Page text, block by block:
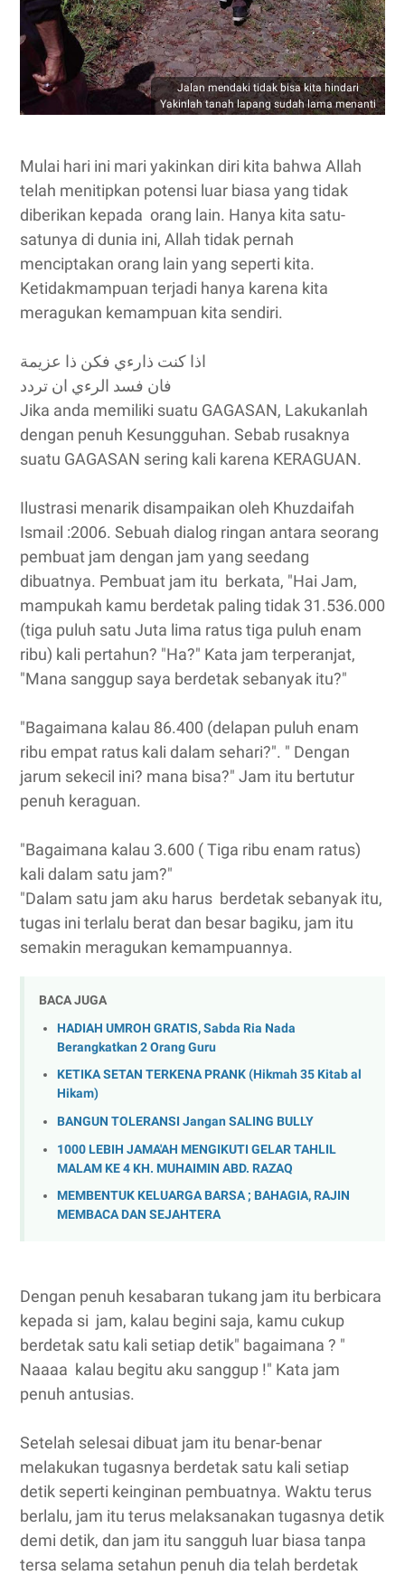
Jalan mendaki tidak bisa kita hindari
Yakinlah tanah lapang sudah lama menanti
Mulai hari ini mari yakinkan diri kita bahwa Allah
telah menitipkan potensi luar biasa yang tidak
diberikan kepada orang lain. Hanya kita satu-
satunya di dunia ini, Allah tidak pernah
menciptakan orang lain yang seperti kita.
Ketidakmampuan terjadi hanya karena kita
meragukan kemampuan kita sendiri.
اذا كنت ذارءي فكن ذا عزيمة
فان فسد الرءي ان تردد
Jika anda memiliki suatu GAGASAN, Lakukanlah
dengan penuh Kesungguhan. Sebab rusaknya
suatu GAGASAN sering kali karena KERAGUAN.
Ilustrasi menarik disampaikan oleh Khuzdaifah
Ismail :2006. Sebuah dialog ringan antara seorang
pembuat jam dengan jam yang seedang
dibuatnya. Pembuat jam itu berkata, "Hai Jam,
mampukah kamu berdetak paling tidak 31.536.000
(tiga puluh satu Juta lima ratus tiga puluh enam
ribu) kali pertahun? "Ha?" Kata jam terperanjat,
"Mana sanggup saya berdetak sebanyak itu?"
"Bagaimana kalau 86.400 (delapan puluh enam
ribu empat ratus kali dalam sehari?". " Dengan
jarum sekecil ini? mana bisa?" Jam itu bertutur
penuh keraguan.
"Bagaimana kalau 3.600 ( Tiga ribu enam ratus)
kali dalam satu jam?"
"Dalam satu jam aku harus berdetak sebanyak itu,
tugas ini terlalu berat dan besar bagiku, jam itu
semakin meragukan kemampuannya.
BACA JUGA
HADIAH UMROH GRATIS, Sabda Ria Nada
Berangkatkan 2 Orang Guru
KETIKA SETAN TERKENA PRANK (Hikmah 35 Kitab al
Hikam)
BANGUN TOLERANSI Jangan SALING BULLY
1000 LEBIH JAMA'AH MENGIKUTI GELAR TAHLIL
MALAM KE 4 KH. MUHAIMIN ABD. RAZAQ
MEMBENTUK KELUARGA BARSA ; BAHAGIA, RAJIN
MEMBACA DAN SEJAHTERA
Dengan penuh kesabaran tukang jam itu berbicara
kepada si jam, kalau begini saja, kamu cukup
berdetak satu kali setiap detik" bagaimana ? "
Naaaa kalau begitu aku sanggup !" Kata jam
penuh antusias.
Setelah selesai dibuat jam itu benar-benar
melakukan tugasnya berdetak satu kali setiap
detik seperti keinginan pembuatnya. Waktu terus
berlalu, jam itu terus melaksanakan tugasnya detik
demi detik, dan jam itu sangguh luar biasa tanpa
tersa selama setahun penuh dia telah berdetak